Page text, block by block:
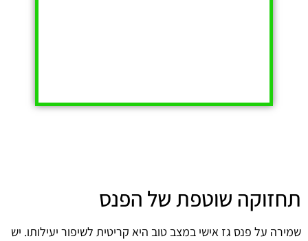
תחזוקה שוטפת של הפנס
שמירה על פנס גז אישי במצב טוב היא קריטית לשיפור יעילותו. יש